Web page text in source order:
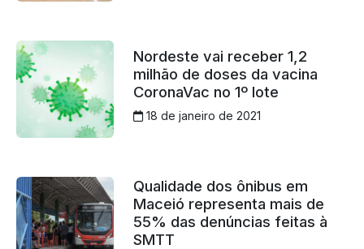
Nordeste vai receber 1,2
milhão de doses da vacina
CoronaVac no 1º lote
18 de janeiro de 2021
Qualidade dos ônibus em
Maceió representa mais de
55% das denúncias feitas à
SMTT